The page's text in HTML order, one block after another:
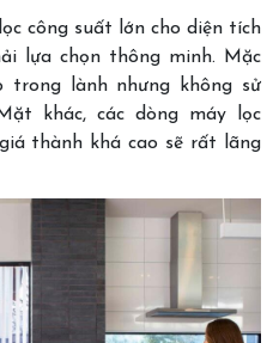
công suất lớn cho diện tích
lựa chọn thông minh. Mặc
trong lành nhưng không sử
khác, các dòng máy lọc
thành khá cao sẽ rất lãng